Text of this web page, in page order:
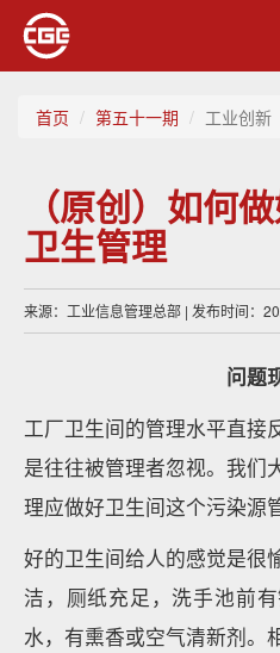
首页 第五十一期 工业创新
（原创）如何
卫生管理
来源：工业信息管理总部 | 发布时间：
问题
工厂卫生间的管理水平直接
是往往被管理者忽视。我们
理应做好卫生间这个污染源
好的卫生间给人的感觉是很
洁，厕纸充足，洗手池前
水，有熏香或空气清新剂。